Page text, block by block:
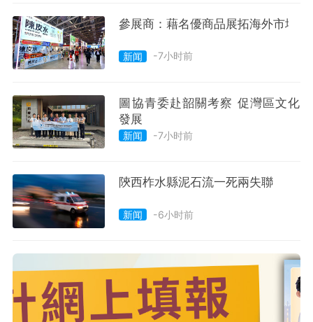
參展商：藉名優商品展拓海外市場
新闻 -7小时前
圖協青委赴韶關考察 促灣區文化
發展
新闻 -7小时前
陝西柞水縣泥石流一死兩失聯
新闻 -6小时前